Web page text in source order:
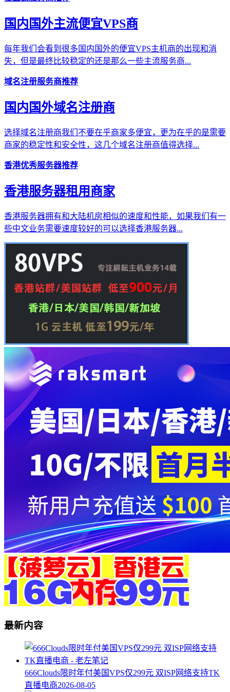
国内国外主流便宜VPS商
每年我们会看到很多国内国外的便宜VPS主机商的出现和消
失，但是最终比较稳定的还是那么一些主流服务商...
域名注册服务商推荐
国内国外域名注册商
选择域名注册商我们不要在乎商家多便宜，更为在乎的是需要
商家的稳定性和安全性，这几个域名注册商值得选择...
香港优秀服务器推荐
香港服务器租用商家
香港服务器拥有和大陆机房相似的速度和性能，如果我们有一
些中文业务需要速度较好的可以选择香港服务器...
最新内容
666Clouds限时年付美国VPS仅299元 双ISP网络支持TK
直播电商2026-08-05